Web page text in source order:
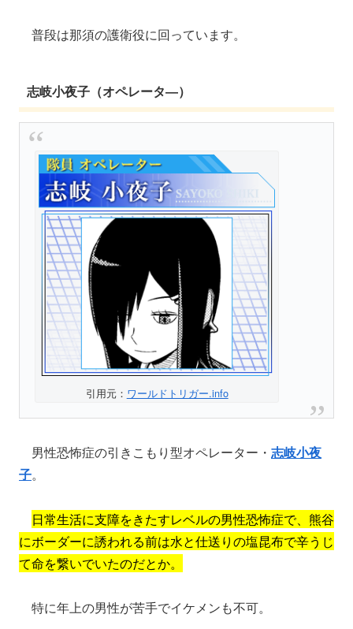
普段は那須の護衛役に回っています。
志岐小夜子（オペレータ―）
引用元： ワールドトリガー.info
男性恐怖症の引きこもり型オペレーター・ 志岐小夜
子。
日常生活に支障をきたすレベルの男性恐怖症で、熊谷
にボーダーに誘われる前は水と仕送りの塩昆布で辛うじ
て命を繋いでいたのだとか。
特に年上の男性が苦手でイケメンも不可。